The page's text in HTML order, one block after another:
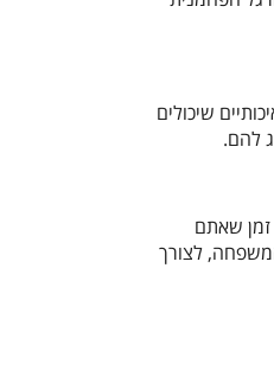
שיכולים
להם.
שאתם
לצורך